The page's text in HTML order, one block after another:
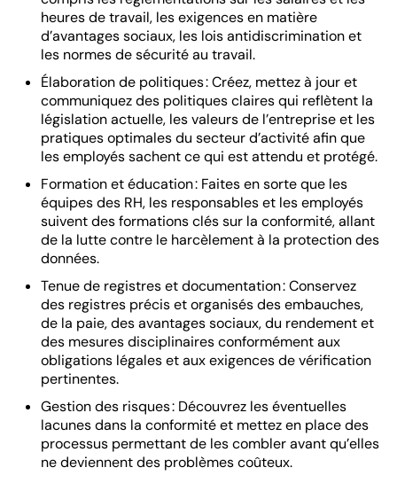
heures de travail, les exigences en matière
d’avantages sociaux, les lois antidiscrimination et
les normes de sécurité au travail.
Élaboration de politiques : Créez, mettez à jour et
communiquez des politiques claires qui reflètent la
législation actuelle, les valeurs de l’entreprise et les
pratiques optimales du secteur d’activité afin que
les employés sachent ce qui est attendu et protégé.
Formation et éducation : Faites en sorte que les
équipes des RH, les responsables et les employés
suivent des formations clés sur la conformité, allant
de la lutte contre le harcèlement à la protection des
données.
Tenue de registres et documentation : Conservez
des registres précis et organisés des embauches,
de la paie, des avantages sociaux, du rendement et
des mesures disciplinaires conformément aux
obligations légales et aux exigences de vérification
pertinentes.
Gestion des risques : Découvrez les éventuelles
lacunes dans la conformité et mettez en place des
processus permettant de les combler avant qu’elles
ne deviennent des problèmes coûteux.